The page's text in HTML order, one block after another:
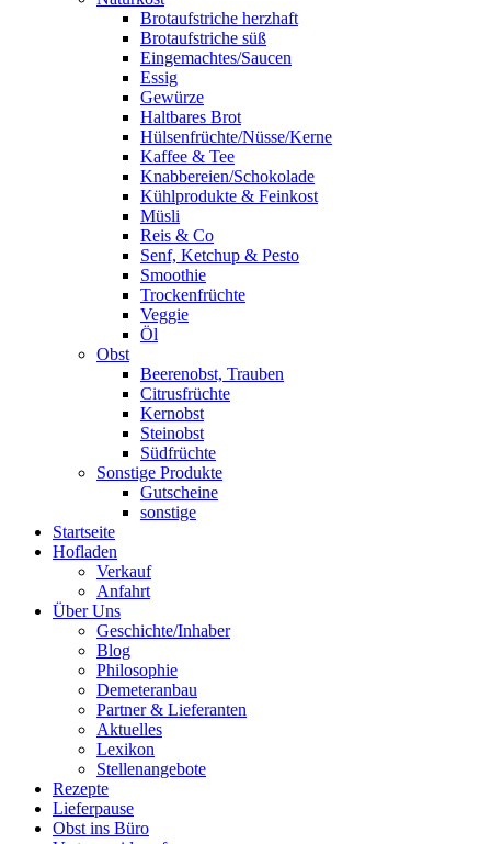
Brotaufstriche herzhaft
Brotaufstriche süß
Eingemachtes/Saucen
Essig
Gewürze
Haltbares Brot
Hülsenfrüchte/Nüsse/Kerne
Kaffee & Tee
Knabbereien/Schokolade
Kühlprodukte & Feinkost
Müsli
Reis & Co
Senf, Ketchup & Pesto
Smoothie
Trockenfrüchte
Veggie
Öl
Obst
Beerenobst, Trauben
Citrusfrüchte
Kernobst
Steinobst
Südfrüchte
Sonstige Produkte
Gutscheine
sonstige
Startseite
Hofladen
Verkauf
Anfahrt
Über Uns
Geschichte/Inhaber
Blog
Philosophie
Demeteranbau
Partner & Lieferanten
Aktuelles
Lexikon
Stellenangebote
Rezepte
Lieferpause
Obst ins Büro